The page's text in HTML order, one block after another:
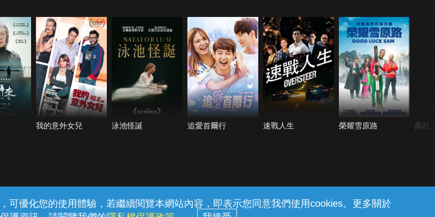
可優化您的使用體驗，若繼續閱覽本網站內容，即表示您同意我們使用cookies。更多關於
6.1
我的意外女兒 泳池怪誕 追愛首爾行 速戰人生 榮耀雪原路 高校
線上客服 服務條款 隱私權保護